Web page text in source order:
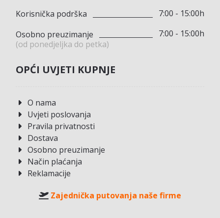
Korisnička podrška
7:00 - 15:00h
Osobno preuzimanje
(od ponedjeljka do petka)
7:00 - 15:00h
OPĆI UVJETI KUPNJE
O nama
Uvjeti poslovanja
Pravila privatnosti
Dostava
Osobno preuzimanje
Način plaćanja
Reklamacije
Zajednička putovanja naše firme